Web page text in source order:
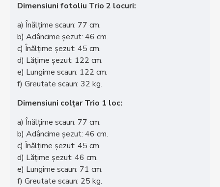
Dimensiuni fotoliu Trio 2 locuri:
a) Înălțime scaun: 77 cm.
b) Adâncime șezut: 46 cm.
c) Înălțime șezut: 45 cm.
d) Lățime șezut: 122 cm.
e) Lungime scaun: 122 cm.
f) Greutate scaun: 32 kg.
Dimensiuni colțar Trio 1 loc:
a) Înălțime scaun: 77 cm.
b) Adâncime șezut: 46 cm.
c) Înălțime șezut: 45 cm.
d) Lățime șezut: 46 cm.
e) Lungime scaun: 71 cm.
f) Greutate scaun: 25 kg.